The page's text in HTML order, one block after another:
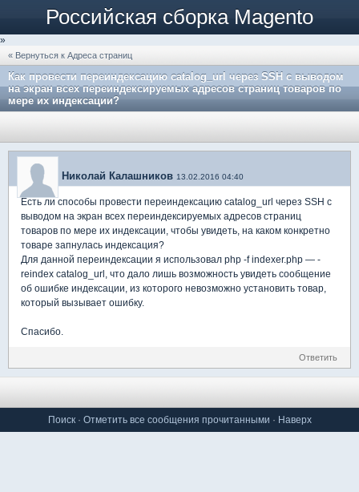
Российская сборка Magento
»
« Вернуться к Адреса страниц
Как провести переиндексацию catalog_url через SSH с выводом
на экран всех переиндексируемых адресов страниц товаров по
мере их индексации?
Николай Калашников 13.02.2016 04:40
Есть ли способы провести переиндексацию catalog_url через SSH с
выводом на экран всех переиндексируемых адресов страниц
товаров по мере их индексации, чтобы увидеть, на каком конкретно
товаре запнулась индексация?
Для данной переиндексации я использовал php -f indexer.php — -
reindex catalog_url, что дало лишь возможность увидеть сообщение
об ошибке индексации, из которого невозможно установить товар,
который вызывает ошибку.
Спасибо.
Ответить
Поиск· Отметить все сообщения прочитанными · Наверх